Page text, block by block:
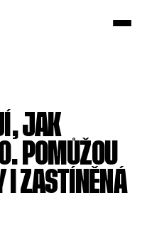
JAK
POMŮŽOU
I ZASTÍNĚNÁ